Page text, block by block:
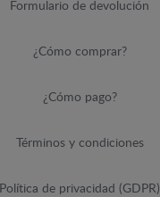
Formulario de devolución
¿Cómo comprar?
¿Cómo pago?
Términos y condiciones
Política de privacidad (GDPR)